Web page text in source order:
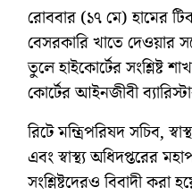
রোববার (১৭ মে) হামের
বেসরকারি খাতে দেওয়ার
তুলে হাইকোর্টের সংশ্লিষ্ট
কোর্টের আইনজীবী
রিটে মন্ত্রিপরিষদ সচিব,
এবং স্বাস্থ্য অধিদপ্তরের
সংশ্লিষ্টদেরও বিবাদী করা